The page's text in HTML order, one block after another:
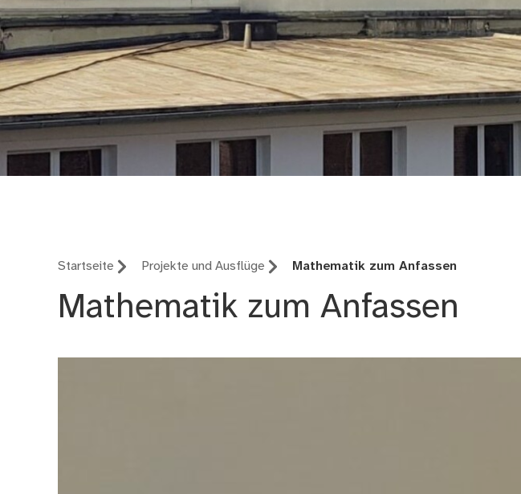
Startseite Projekte und Ausflüge Mathematik zum Anfassen
Mathematik zum Anfassen